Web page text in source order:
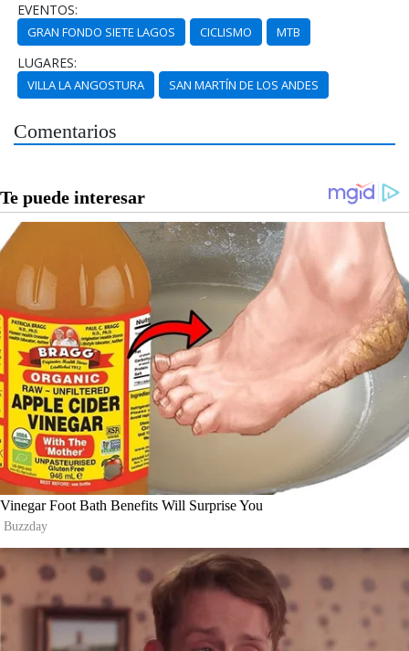
EVENTOS:
GRAN FONDO SIETE LAGOS CICLISMO MTB
LUGARES:
VILLA LA ANGOSTURA SAN MARTÍN DE LOS ANDES
Comentarios